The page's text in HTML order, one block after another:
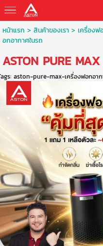
หน้าแรก > สินค้าของเรา > เครื่องฟ
อกอากาศในรถ
ASTON PURE
aston-pure-max-เครื่องฟอกอาก